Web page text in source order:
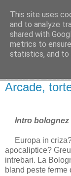
Arcade,
Intro bolognez
Europa in criza?
apocaliptice?
intrebari. La
bland peste ferme
This site uses
and to analyze
shared with
metrics to
statistics, and to